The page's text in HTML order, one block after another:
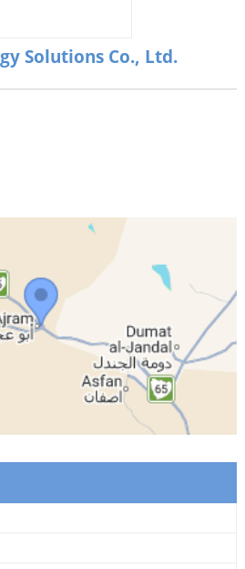
Solutions Co., Ltd.